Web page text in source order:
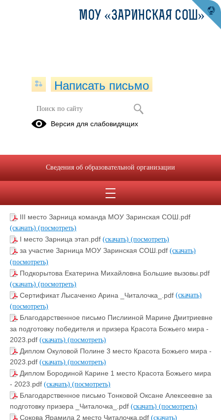
2023
01.01.2023
III место Зарница команда МОУ Заринская СОШ.pdf
(скачать) (посмотреть)
I место Зарница этап.pdf (скачать) (посмотреть)
за участие Зарница МОУ Заринская СОШ.pdf (скачать)
(посмотреть)
Подкорытова Екатерина Михайловна Большие вызовы.pdf
(скачать) (посмотреть)
Сертификат Лысаченко Арина _Читалочка_.pdf (скачать)
(посмотреть)
Благодарственное письмо Пислииной Марине Дмитриевне
за подготовку победителя и призера Красота Божьего мира -
2023.pdf (скачать) (посмотреть)
Диплом Окуловой Полине 3 место Красота Божьего мира -
2023.pdf (скачать) (посмотреть)
Диплом Бородиной Карине 1 место Красота Божьего мира
- 2023.pdf (скачать) (посмотреть)
Благодарственное письмо Тонковой Оксане Алексеевне за
подготовку призера _Читалочка_.pdf (скачать) (посмотреть)
Сокова Ярамила 2 место Читалочка.pdf (скачать)
МОУ «ЗАРИНСКАЯ СОШ»
Написать письмо
Версия для слабовидящих
Сведения об образовательной организации